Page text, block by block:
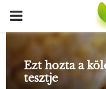
P
Ezt hozta a
tesztje